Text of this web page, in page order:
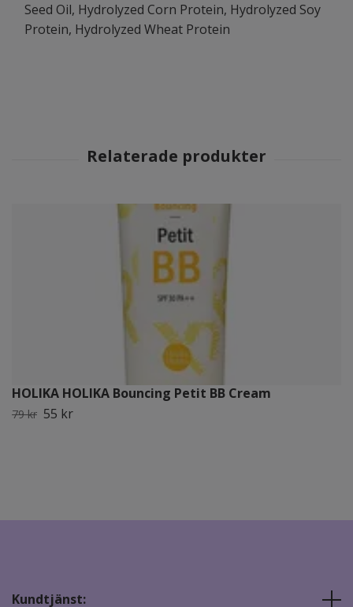
Seed Oil, Hydrolyzed Corn Protein, Hydrolyzed Soy
Protein, Hydrolyzed Wheat Protein
HOLIKA HOLIKA Bouncing Petit BB Cream
79 kr 55 kr
Kundtjänst: